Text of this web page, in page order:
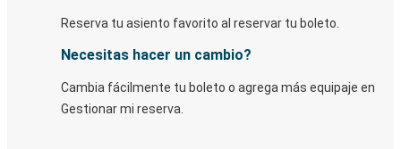
Reserva tu asiento favorito al reservar tu boleto.
Necesitas hacer un cambio?
Cambia fácilmente tu boleto o agrega más equipaje en
Gestionar mi reserva.